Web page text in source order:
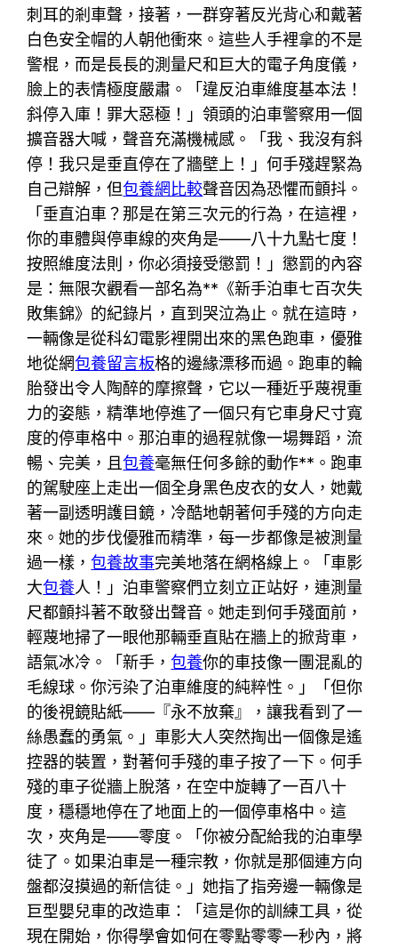
刺耳的剎車聲，接著，一群穿著反光背心和戴著
白色安全帽的人朝他衝來。這些人手裡拿的不是
警棍，而是長長的測量尺和巨大的電子角度儀，
臉上的表情極度嚴肅。「違反泊車維度基本法！
斜停入庫！罪大惡極！」領頭的泊車警察用一個
擴音器大喊，聲音充滿機械感。「我、我沒有斜
停！我只是垂直停在了牆壁上！」何手殘趕緊為
自己辯解，但包養網比較聲音因為恐懼而顫抖。
「垂直泊車？那是在第三次元的行為，在這裡，
你的車體與停車線的夾角是——八十九點七度！
按照維度法則，你必須接受懲罰！」懲罰的內容
是：無限次觀看一部名為**《新手泊車七百次失
敗集錦》的紀錄片，直到哭泣為止。就在這時，
一輛像是從科幻電影裡開出來的黑色跑車，優雅
地從網包養留言板格的邊緣漂移而過。跑車的輪
胎發出令人陶醉的摩擦聲，它以一種近乎蔑視重
力的姿態，精準地停進了一個只有它車身尺寸寬
度的停車格中。那泊車的過程就像一場舞蹈，流
暢、完美，且包養毫無任何多餘的動作**。跑車
的駕駛座上走出一個全身黑色皮衣的女人，她戴
著一副透明護目鏡，冷酷地朝著何手殘的方向走
來。她的步伐優雅而精準，每一步都像是被測量
過一樣，包養故事完美地落在網格線上。「車影
大包養人！」泊車警察們立刻立正站好，連測量
尺都顫抖著不敢發出聲音。她走到何手殘面前，
輕蔑地掃了一眼他那輛垂直貼在牆上的掀背車，
語氣冰冷。「新手，包養你的車技像一團混亂的
毛線球。你污染了泊車維度的純粹性。」「但你
的後視鏡貼紙——『永不放棄』，讓我看到了一
絲愚蠢的勇氣。」車影大人突然掏出一個像是遙
控器的裝置，對著何手殘的車子按了一下。何手
殘的車子從牆上脫落，在空中旋轉了一百八十
度，穩穩地停在了地面上的一個停車格中。這
次，夾角是——零度。「你被分配給我的泊車學
徒了。如果泊車是一種宗教，你就是那個連方向
盤都沒摸過的新信徒。」她指了指旁邊一輛像是
巨型嬰兒車的改造車：「這是你的訓練工具，從
現在開始，你得學會如何在零點零零一秒內，將